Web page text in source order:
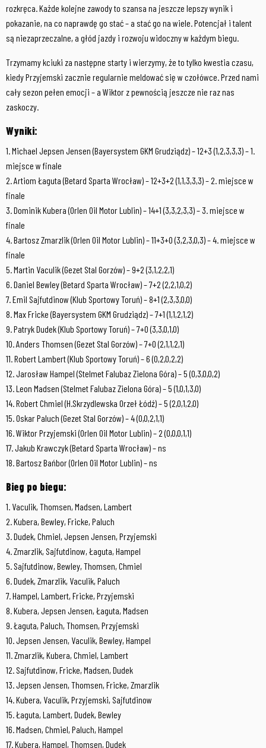
rozkręca. Każde kolejne zawody to szansa na jeszcze lepszy wynik i
pokazanie, na co naprawdę go stać – a stać go na wiele. Potencjał i talent
są niezaprzeczalne, a głód jazdy i rozwoju widoczny w każdym biegu.
Trzymamy kciuki za następne starty i wierzymy, że to tylko kwestia czasu,
kiedy Przyjemski zacznie regularnie meldować się w czołówce. Przed nami
cały sezon pełen emocji – a Wiktor z pewnością jeszcze nie raz nas
zaskoczy.
Wyniki:
1. Michael Jepsen Jensen (Bayersystem GKM Grudziądz) – 12+3 (1,2,3,3,3) – 1.
miejsce w finale
2. Artiom Łaguta (Betard Sparta Wrocław) – 12+3+2 (1,1,3,3,3) – 2. miejsce w
finale
3. Dominik Kubera (Orlen Oil Motor Lublin) – 14+1 (3,3,2,3,3) – 3. miejsce w
finale
4. Bartosz Zmarzlik (Orlen Oil Motor Lublin) – 11+3+0 (3,2,3,0,3) – 4. miejsce w
finale
5. Martin Vaculik (Gezet Stal Gorzów) – 9+2 (3,1,2,2,1)
6. Daniel Bewley (Betard Sparta Wrocław) – 7+2 (2,2,1,0,2)
7. Emil Sajfutdinow (Klub Sportowy Toruń) – 8+1 (2,3,3,0,0)
8. Max Fricke (Bayersystem GKM Grudziądz) – 7+1 (1,1,2,1,2)
9. Patryk Dudek (Klub Sportowy Toruń) – 7+0 (3,3,0,1,0)
10. Anders Thomsen (Gezet Stal Gorzów) – 7+0 (2,1,1,2,1)
11. Robert Lambert (Klub Sportowy Toruń) – 6 (0,2,0,2,2)
12. Jarosław Hampel (Stelmet Falubaz Zielona Góra) – 5 (0,3,0,0,2)
13. Leon Madsen (Stelmet Falubaz Zielona Góra) – 5 (1,0,1,3,0)
14. Robert Chmiel (H.Skrzydlewska Orzeł Łódź) – 5 (2,0,1,2,0)
15. Oskar Paluch (Gezet Stal Gorzów) – 4 (0,0,2,1,1)
16. Wiktor Przyjemski (Orlen Oil Motor Lublin) – 2 (0,0,0,1,1)
17. Jakub Krawczyk (Betard Sparta Wrocław) – ns
18. Bartosz Bańbor (Orlen Oil Motor Lublin) – ns
Bieg po biegu:
1. Vaculik, Thomsen, Madsen, Lambert
2. Kubera, Bewley, Fricke, Paluch
3. Dudek, Chmiel, Jepsen Jensen, Przyjemski
4. Zmarzlik, Sajfutdinow, Łaguta, Hampel
5. Sajfutdinow, Bewley, Thomsen, Chmiel
6. Dudek, Zmarzlik, Vaculik, Paluch
7. Hampel, Lambert, Fricke, Przyjemski
8. Kubera, Jepsen Jensen, Łaguta, Madsen
9. Łaguta, Paluch, Thomsen, Przyjemski
10. Jepsen Jensen, Vaculik, Bewley, Hampel
11. Zmarzlik, Kubera, Chmiel, Lambert
12. Sajfutdinow, Fricke, Madsen, Dudek
13. Jepsen Jensen, Thomsen, Fricke, Zmarzlik
14. Kubera, Vaculik, Przyjemski, Sajfutdinow
15. Łaguta, Lambert, Dudek, Bewley
16. Madsen, Chmiel, Paluch, Hampel
17. Kubera, Hampel, Thomsen, Dudek